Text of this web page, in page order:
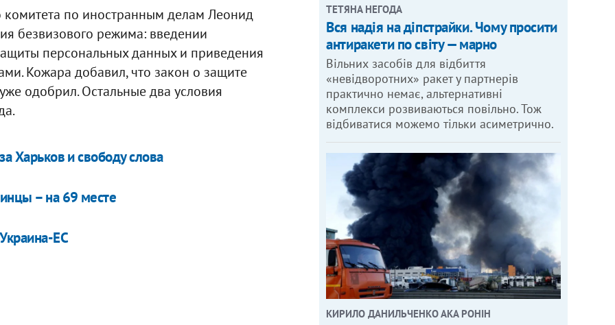
комитета по иностранным делам Леонид
безвизового режима: введении
персональных данных и приведения
Кожара добавил, что закон о защите
одобрил. Остальные два условия
Харьков и свободу слова
– на 69 месте
ЕС
ТЕТЯНА НЕГОДА
Вся надія на діпстрайки. Чому просити
антиракети по світу — марно
Вільних засобів для відбиття
«невідворотних» ракет у партнерів
практично немає, альтернативні
комплекси розвиваються повільно. Тож
відбиватися можемо тільки асиметрично.
КИРИЛО ДАНИЛЬЧЕНКО АКА РОНІН